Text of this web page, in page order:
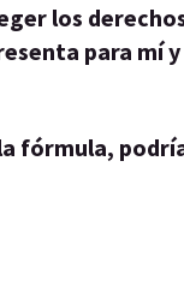
los
para mí
fórmula,